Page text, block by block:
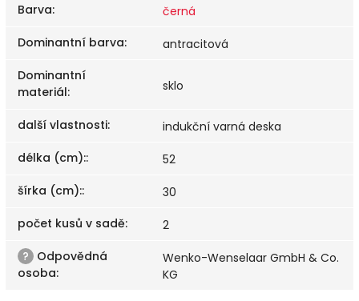
Barva:
černá
Dominantní barva:
antracitová
Dominantní
materiál: sklo
další vlastnosti:
indukční varná deska
délka (cm)::
52
šírka (cm)::
30
počet kusů v sadě:
2
? Odpovědná
osoba:
Wenko-Wenselaar GmbH & Co.
KG